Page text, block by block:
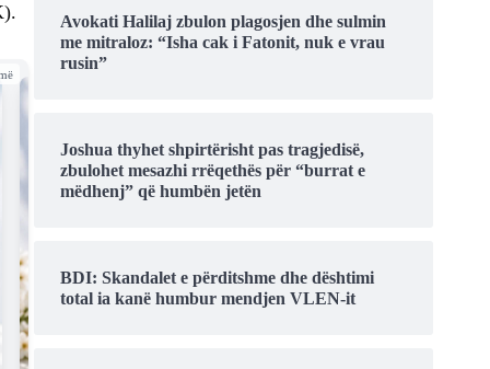
Avokati Halilaj zbulon plagosjen dhe sulmin
me mitraloz: “Isha cak i Fatonit, nuk e vrau
rusin”
Joshua thyhet shpirtërisht pas tragjedisë,
zbulohet mesazhi rrëqethës për “burrat e
mëdhenj” që humbën jetën
BDI: Skandalet e përditshme dhe dështimi
total ia kanë humbur mendjen VLEN-it